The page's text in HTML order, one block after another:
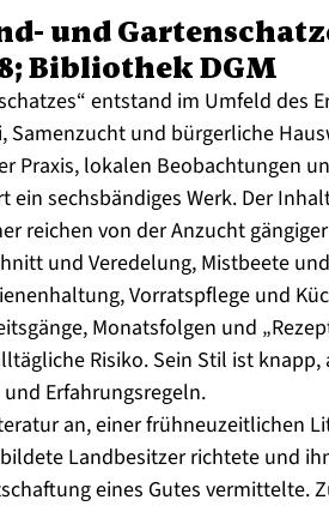
und
Bibliothek DGM
entstand im Umfeld des
Samenzucht und bürgerliche
Praxis, lokalen Beobachtungen
ein sechsbändiges Werk. Der
reichen von der Anzucht
und Veredelung, Mistbeete
Vorratspflege und
Monatsfolgen und
Risiko. Sein Stil ist
Erfahrungsregeln.
an, einer frühneuzeitlichen
Landbesitzer richtete und
eines Gutes vermittelte.